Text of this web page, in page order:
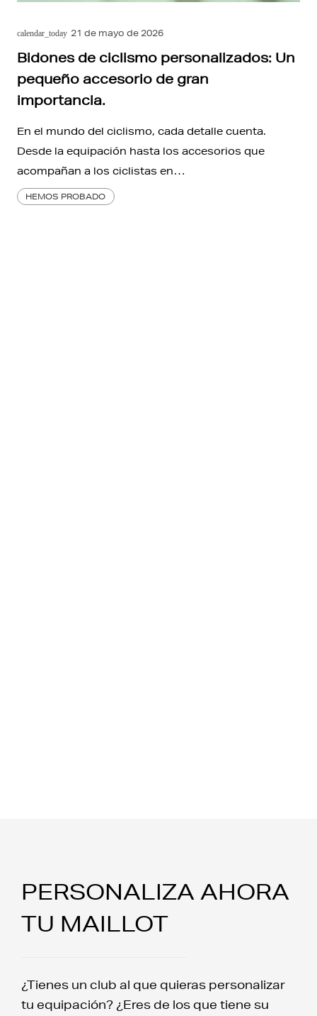
calendar_today 21 de mayo de 2026
Bidones de ciclismo personalizados: Un
pequeño accesorio de gran
importancia.
En el mundo del ciclismo, cada detalle cuenta.
Desde la equipación hasta los accesorios que
acompañan a los ciclistas en…
HEMOS PROBADO
PERSONALIZA AHORA
TU MAILLOT
¿Tienes un club al que quieras personalizar
tu equipación? ¿Eres de los que tiene su